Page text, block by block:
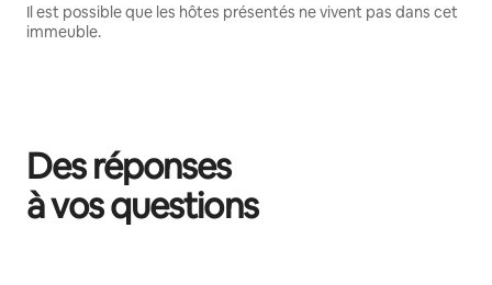
Il est possible que les hôtes présentés ne vivent pas dans cet
immeuble.
Des réponses
à vos questions